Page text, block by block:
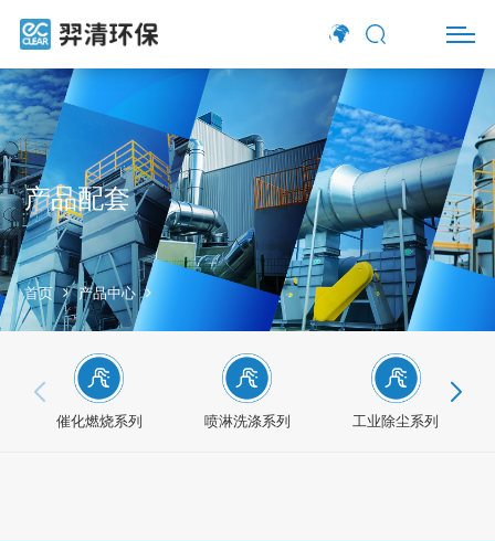
产品配套
首页 产品中心
催化燃烧系列 喷淋洗涤系列 工业除尘系列